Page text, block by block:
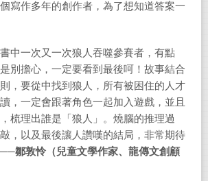
寫作多年的創作者，為了想知道答案一
中一次又一次狼人吞噬參賽者，有點
是別擔心，一定要看到最後呵！故事結合
則，要從中找到狼人，所有被困住的人才
，一定會跟著角色一起加入遊戲，並且
梳理出誰是「狼人」。燒腦的推理過
，以及最後讓人讚嘆的結局，非常期待
──鄒敦怜（兒童文學作家、龍傳文創顧